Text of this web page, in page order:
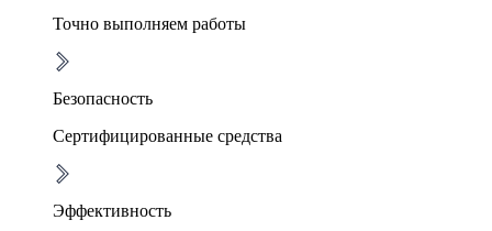
Точно выполняем работы
Безопасность
Сертифицированные средства
Эффективность